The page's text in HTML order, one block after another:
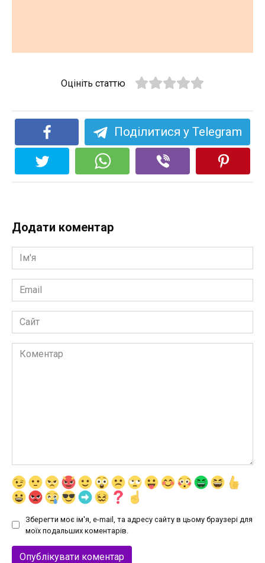
Оцініть статтю
Поділитися у Telegram
Додати коментар
Ім'я
*
Email
*
Сайт
Коментар
Зберегти моє ім'я, e-mail, та адресу сайту в цьому браузері для
моїх подальших коментарів.